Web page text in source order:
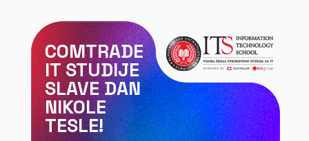
COMTRADE
IT STUDIJE
SLAVE DAN
NIKOLE
TESLE!